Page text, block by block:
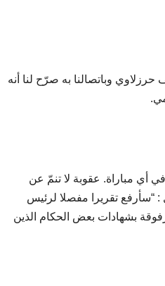
وباتصالنا به صرّح لنا أنه
أي مباراة. عقوبة لا تنمّ عن
“سأرفع تقريرا مفصلا لرئيس
بشهادات بعض الحكام الذين